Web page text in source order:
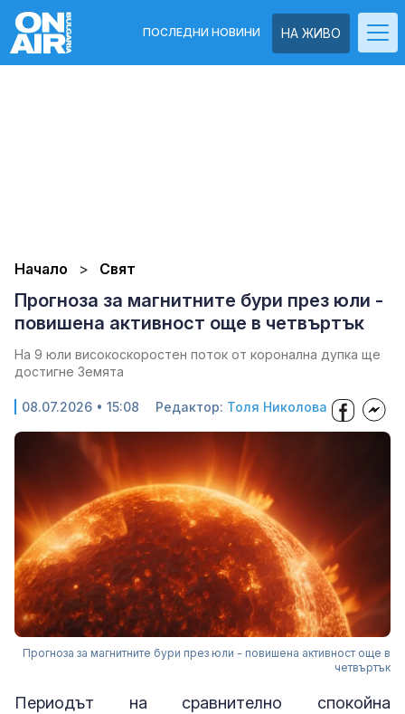
НА ЖИВО
ПОСЛЕДНИ НОВИНИ
Начало Свят
Прогноза за магнитните бури през юли -
повишена активност още в четвъртък
На 9 юли високоскоростен поток от коронална дупка ще
достигне Земята
08.07.2026 • 15:08 Редактор: Толя Николова
Прогноза за магнитните бури през юли - повишена активност още в
четвъртък
Периодът на сравнително спокойна